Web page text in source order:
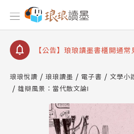
【公告】琅琅書店服務升級重
查詢
【公告】琅琅讀墨數位閱讀
【公告】琅琅讀墨書櫃開通常
請圖文教學
【公告】琅琅書店服務升級重
查詢
【公告】琅琅讀墨數位閱讀資
琅琅悅讀 琅琅讀墨 電子書 文學小
雄辯風景：當代散文論I